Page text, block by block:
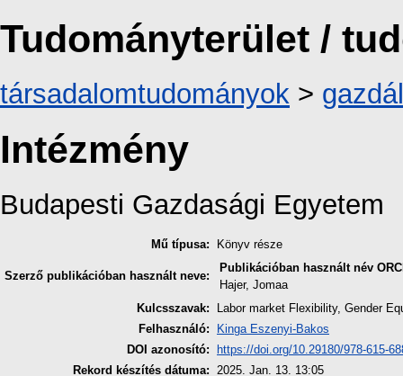
Tudományterület /
társadalomtudományok >
Intézmény
Budapesti Gazdasági Egyetem
Mű típusa: Könyv része
Szerző publikációban használt neve:
Publikációban használt név
Hajer, Jomaa
Kulcsszavak:
Labor market Flexibility, Gender
Felhasználó:
Kinga Eszenyi-Bakos
DOI azonosító:
https://doi.org/10.29180/978-615-
Rekord készítés dátuma: 2025. Jan. 13. 13:05